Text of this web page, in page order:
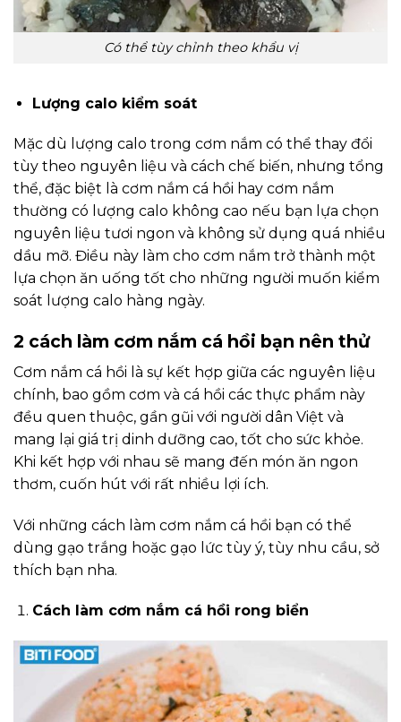
Có thể tùy chỉnh theo khẩu vị
Lượng calo kiểm soát
Mặc dù lượng calo trong cơm nắm có thể thay đổi
tùy theo nguyên liệu và cách chế biến, nhưng tổng
thể, đặc biệt là cơm nắm cá hồi hay cơm nắm
thường có lượng calo không cao nếu bạn lựa chọn
nguyên liệu tươi ngon và không sử dụng quá nhiều
dầu mỡ. Điều này làm cho cơm nắm trở thành một
lựa chọn ăn uống tốt cho những người muốn kiểm
soát lượng calo hàng ngày.
2 cách làm cơm nắm cá hồi bạn nên thử
Cơm nắm cá hồi là sự kết hợp giữa các nguyên liệu
chính, bao gồm cơm và cá hồi các thực phẩm này
đều quen thuộc, gần gũi với người dân Việt và
mang lại giá trị dinh dưỡng cao, tốt cho sức khỏe.
Khi kết hợp với nhau sẽ mang đến món ăn ngon
thơm, cuốn hút với rất nhiều lợi ích.
Với những cách làm cơm nắm cá hồi bạn có thể
dùng gạo trắng hoặc gạo lức tùy ý, tùy nhu cầu, sở
thích bạn nha.
Cách làm cơm nắm cá hồi rong biển